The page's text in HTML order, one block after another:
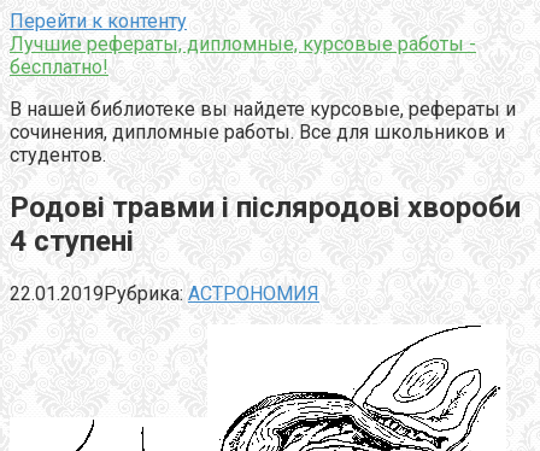
Перейти к контенту
Лучшие рефераты, дипломные, курсовые работы -
бесплатно!
В нашей библиотеке вы найдете курсовые, рефераты и
сочинения, дипломные работы. Все для школьников и
студентов.
Родові травми і післяродові хвороби
4 ступені
22.01.2019Рубрика: АСТРОНОМИЯ